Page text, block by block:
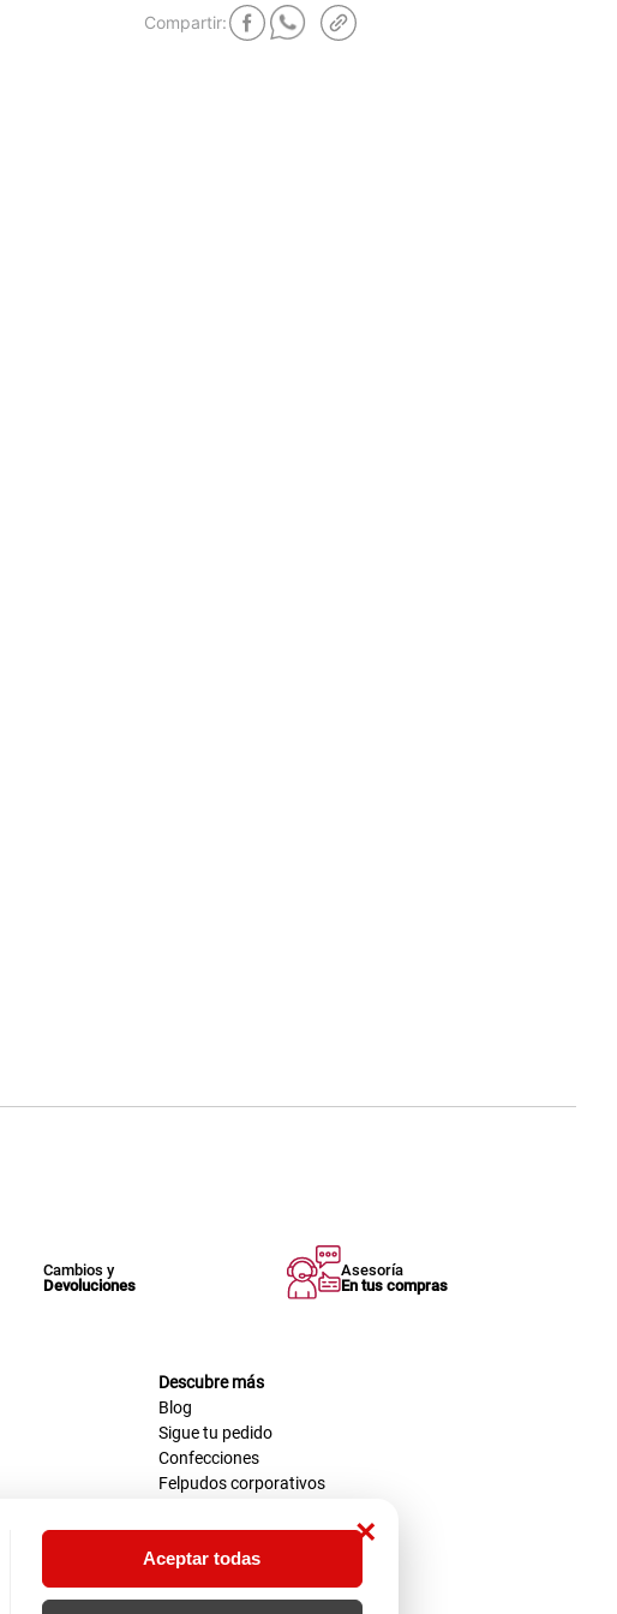
×
Aceptar todas
Cambios y
Devoluciones
Asesoría
En tus compras
Descubre más
Blog
Sigue tu pedido
Confecciones
Felpudos corporativos